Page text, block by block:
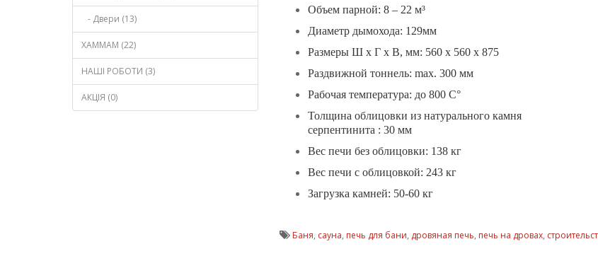
- Двери (13)
ХАММАМ (22)
НАШІ РОБОТИ (3)
АКЦІЯ (0)
Объем парной: 8 – 22 м³
Диаметр дымохода: 129мм
Размеры Ш х Г х В, мм: 560 х 560 х 875
Раздвижной тоннель: max. 300 мм
Рабочая температура: до 800 С°
Толщина облицовки из натурального камня
серпентинита : 30 мм
Вес печи без облицовки: 138 кг
Вес печи с облицовкой: 243 кг
Загрузка камней: 50-60 кг
Баня, сауна, печь для бани, дровяная печь, печь на дровах,